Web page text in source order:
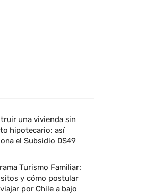
una vivienda sin
hipotecario: así
el Subsidio DS49
Turismo Familiar:
y cómo postular
por Chile a bajo